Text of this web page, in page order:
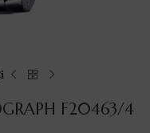
F20463/4